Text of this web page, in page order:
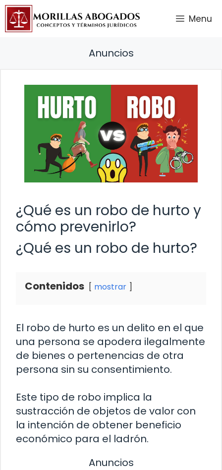
Saltar
contenido
Menu
Anuncios
¿Qué es un robo de hurto y
cómo prevenirlo?
¿Qué es un robo de hurto?
Contenidos mostrar
El robo de hurto es un delito en el que
una persona se apodera ilegalmente
de bienes o pertenencias de otra
persona sin su consentimiento.
Este tipo de robo implica la
sustracción de objetos de valor con
la intención de obtener beneficio
económico para el ladrón.
Anuncios